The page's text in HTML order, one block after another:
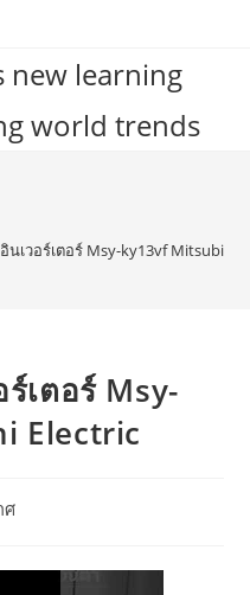
new learning
world trends
เวอร์เตอร์ Msy-ky13vf Mitsubishi
เตอร์ Msy-
Electric
ศ